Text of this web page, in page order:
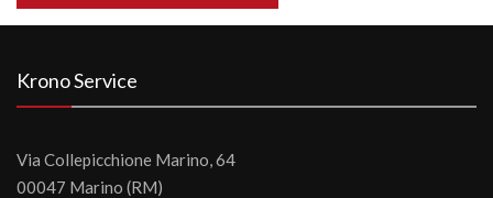
Krono Service
Via Collepicchione Marino, 64
00047 Marino (RM)